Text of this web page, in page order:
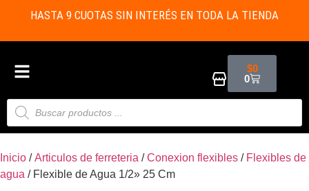
HASTA 9 CUOTAS SIN INTERÉS EN TODA LA TIENDA
$0
0
Inicio /Articulos de ferreteria /Conexion flexibles / Flexibles de
agua / Flexible de Agua 1/2» 25 Cm